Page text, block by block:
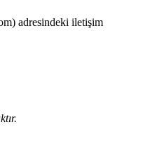
adresindeki iletişim